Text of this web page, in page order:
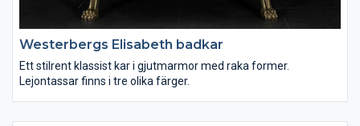
Westerbergs Elisabeth badkar
Ett stilrent klassist kar i gjutmarmor med raka former.
Lejontassar finns i tre olika färger.